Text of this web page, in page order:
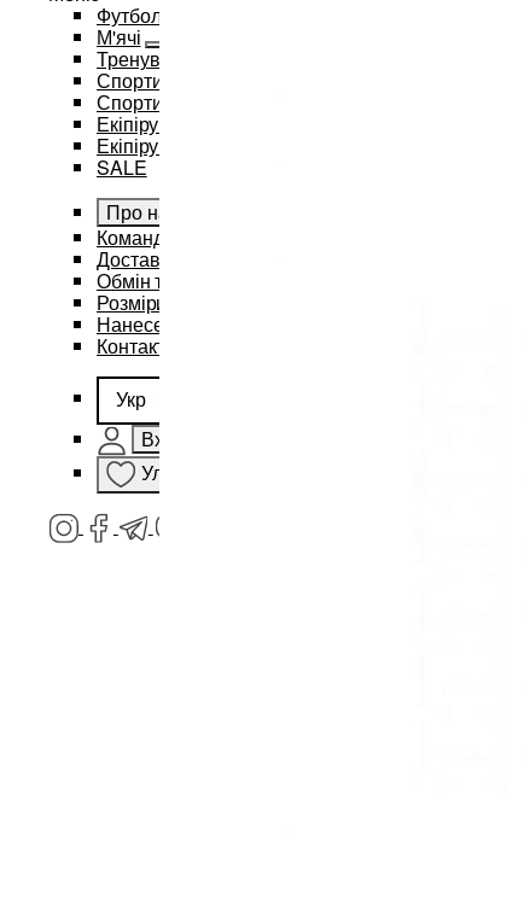
Футбол
М'ячі
Тренувальний інвентар та аксесуари
Спортивний одяг
Спортивні рюкзаки та сумки
Екіпірування для баскетболу
Екіпірування для єдиноборств
SALE
Про нас
Командам
Доставка і оплата
Обмін та повернення
Розміри
Нанесення бренду
Контакти
Укр
Вхід
Улюблене